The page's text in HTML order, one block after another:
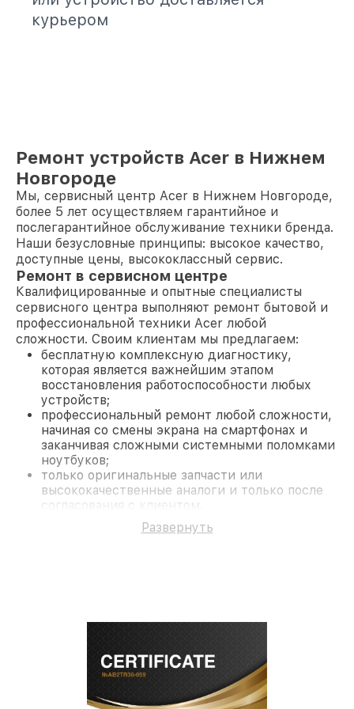
курьером
Ремонт устройств Acer в Нижнем
Новгороде
Мы, сервисный центр Acer в Нижнем Новгороде,
более 5 лет осуществляем гарантийное и
послегарантийное обслуживание техники бренда.
Наши безусловные принципы: высокое качество,
доступные цены, высококлассный сервис.
Ремонт в сервисном центре
Квалифицированные и опытные специалисты
сервисного центра выполняют ремонт бытовой и
профессиональной техники Acer любой
сложности. Своим клиентам мы предлагаем:
бесплатную комплексную диагностику,
которая является важнейшим этапом
восстановления работоспособности любых
устройств;
профессиональный ремонт любой сложности,
начиная со смены экрана на смартфонах и
заканчивая сложными системными поломками
ноутбуков;
только оригинальные запчасти или
высококачественные аналоги и только после
согласования с клиентом.
На все работы и замененные комплектующие
предоставляется длительная гарантия. В случае
современное оборудование и
лицензированное ПО в ремонтно-
диагностических мастерских;
Развернуть